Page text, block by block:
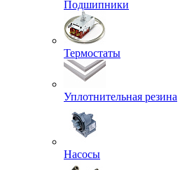
Подшипники
Термостаты
Уплотнительная резина
Насосы